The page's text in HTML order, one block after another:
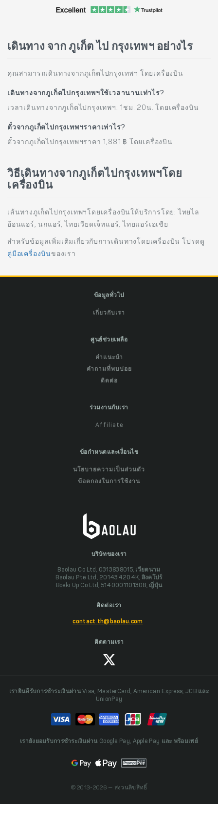
เดินทาง จาก ภูเก็ต ไป กรุงเทพฯ อย่างไร
คุณสามารถเดินทางจากภูเก็ตไปกรุงเทพฯ โดยเครื่องบิน
เดินทางจากภูเก็ตไปกรุงเทพฯใช้เวลานานเท่าไร?
เวลาเดินทางจากภูเก็ตไปกรุงเทพฯ: 1ชม. 20น. โดยเครื่องบิน
ตั๋วจากภูเก็ตไปกรุงเทพฯราคาเท่าไร?
ตั๋วจากภูเก็ตไปกรุงเทพฯราคา 1,881 ฿ โดยเครื่องบิน
วิธีเดินทางจากภูเก็ตไปกรุงเทพฯโดย
เครื่องบิน
เส้นทางภูเก็ตไปกรุงเทพฯโดยเครื่องบินให้บริการโดย: ไทยไล
อ้อนแอร์, นกแอร์, ไทยเวียดเจ็ทแอร์, ไทยแอร์เอเชีย
สำหรับข้อมูลเพิ่มเติมเกี่ยวกับการเดินทางโดยเครื่องบิน โปรดดู
คู่มือเครื่องบินของเรา
ข้อมูลทั่วไป
เกี่ยวกับเรา
ศูนย์ช่วยเหลือ
คำแนะนำ
คำถามที่พบบ่อย
ติดต่อ
ร่วมงานกับเรา
Affiliate
ข้อกำหนดและเงื่อนไข
นโยบายความเป็นส่วนตัว
ข้อตกลงในการใช้งาน
บริษัทของเรา
Baolau Co Ltd, 0313838015, เวียดนาม
Baolau Pte Ltd, 201434204K, สิงคโปร์
Boeki Up Co Ltd, 5140001101308, ญี่ปุ่น
ติดต่อเรา
contact.th@baolau.com
ติดตามเรา
เรายินดีรับการชำระเงินผ่าน Visa, MasterCard, American Express, JCB และ
UnionPay
เรายังยอมรับการชำระเงินผ่าน Google Pay, Apple Pay และ พร้อมเพย์
© 2013-2026 — สงวนลิขสิทธิ์